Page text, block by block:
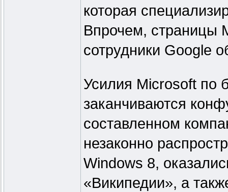
которая
Впрочем, страницы
сотрудники Google
Усилия Microsoft по
заканчиваются
составленном
незаконно
Windows 8,
«Википедии», а